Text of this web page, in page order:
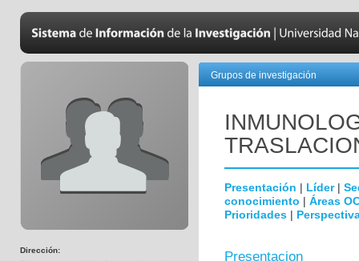
Dirección:
Grupos de investigación
Presentación | Líder|
conocimiento | Áreas
Prioridades |
Presentacion